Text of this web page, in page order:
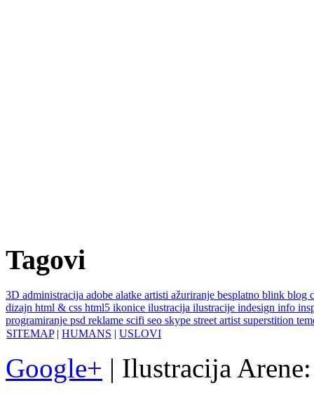
Tagovi
3D administracija adobe alatke artisti ažuriranje besplatno blink blog
dizajn html & css html5 ikonice ilustracija ilustracije indesign info
programiranje psd reklame scifi seo skype street artist superstition
SITEMAP| HUMANS | USLOVI
Google+ | Ilustracija